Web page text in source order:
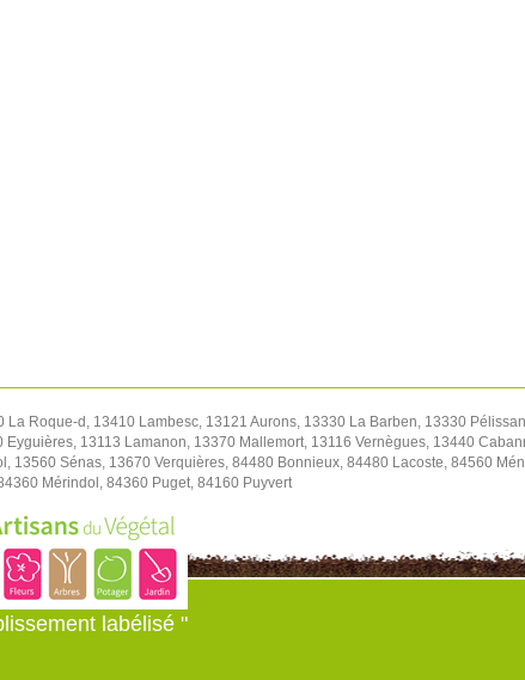
La Roque-d, 13410 Lambesc, 13121 Aurons, 13330 La Barben, 13330
13113 Lamanon, 13370 Mallemort, 13116 Vernègues, 13440
13560 Sénas, 13670 Verquières, 84480 Bonnieux, 84480 Lacoste, 84560
Mérindol, 84360 Puget, 84160 Puyvert
labélisé "